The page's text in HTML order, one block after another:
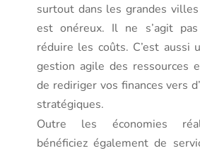
surtout dans les grandes
est onéreux. Il ne s’agit
réduire les coûts. C’est aussi
gestion agile des ressources
de rediriger vos finances vers
stratégiques.
Outre les économies
bénéficiez également de